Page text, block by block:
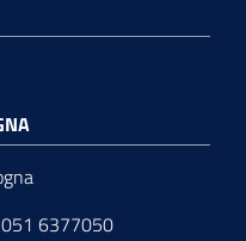
6377050